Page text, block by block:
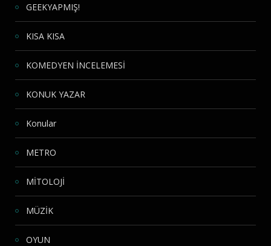
GEEKYAPMIŞ!
KISA KISA
KOMEDYEN İNCELEMESİ
KONUK YAZAR
Konular
METRO
MİTOLOJİ
MÜZİK
OYUN